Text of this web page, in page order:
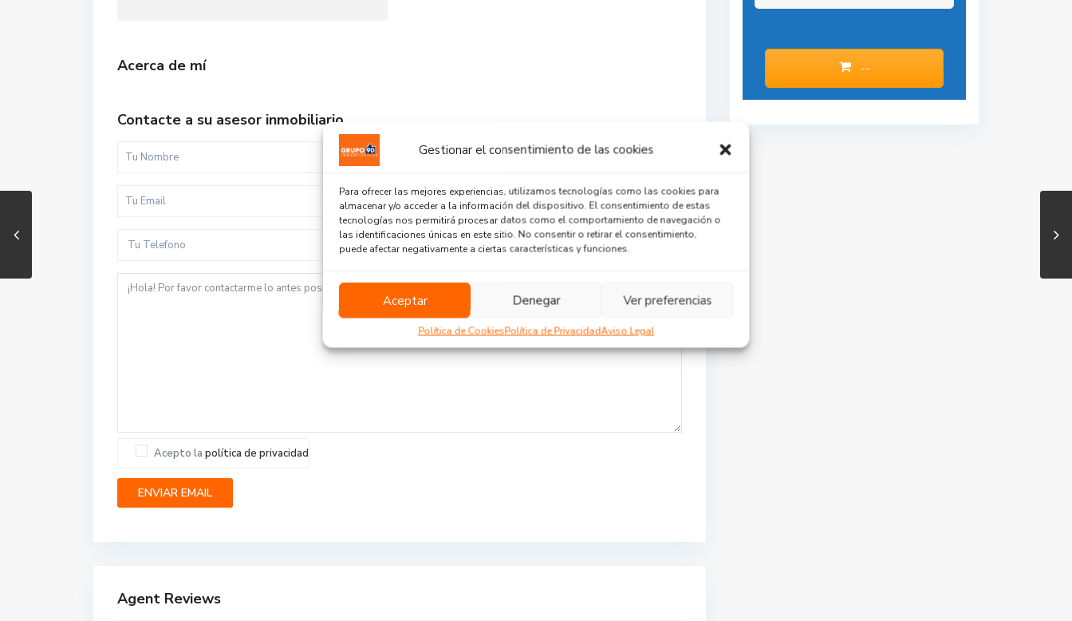
Gestionar el consentimiento de las cookies
Para ofrecer las mejores experiencias, utilizamos tecnologías como las cookies para
almacenar y/o acceder a la información del dispositivo. El consentimiento de estas
tecnologías nos permitirá procesar datos como el comportamiento de navegación o
las identificaciones únicas en este sitio. No consentir o retirar el consentimiento,
puede afectar negativamente a ciertas características y funciones.
Aceptar Denegar Ver preferencias
Política de CookiesPolítica de PrivacidadAviso Legal
Acerca de mí
Contacte a su asesor inmobiliario
Acepto la política de privacidad
Agent Reviews
--